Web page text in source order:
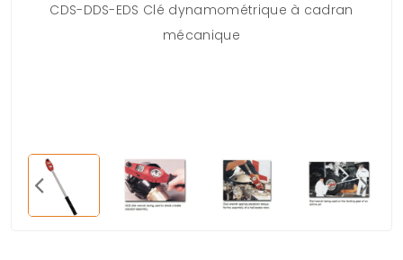
CDS-DDS-EDS Clé dynamométrique à cadran
mécanique